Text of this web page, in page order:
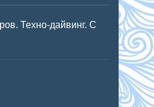
Техно-дайвинг. С